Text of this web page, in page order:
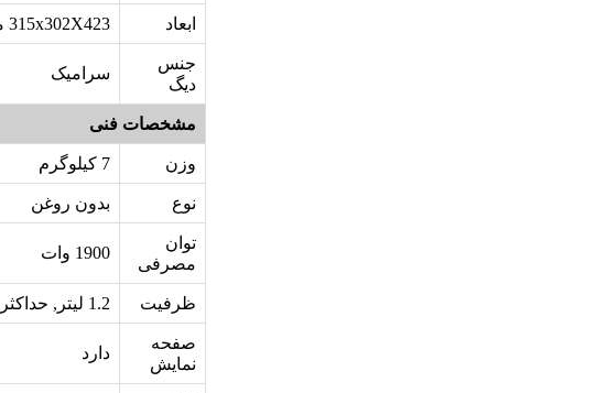
ابعاد 315x302X423 میلی متر
جنس
دیگ
سرامیک
مشخصات فنی
وزن 7 کیلوگرم
نوع بدون روغن
توان
مصرفی
1900 وات
ظرفیت 1.2 لیتر, حداکثر ظرفیت روغن: 7 میلی لیتر (1.2 کیلوگرم سیب زمینی)
صفحه
نمایش
دارد